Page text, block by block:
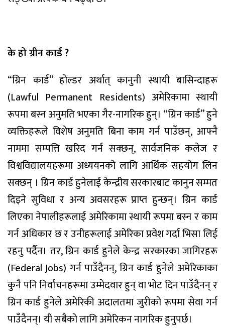
के हो ग्रीन कार्ड ?
“ग्रिन कार्ड” होल्डर अर्थात् कानुनी स्थायी बासिन्दाहरू
(Lawful Permanent Residents) अमेरिकामा स्थायी
रूपमा बस्न अनुमति भएका गैर-नागरिक हुन्। “ग्रिन कार्ड” हुने
व्यक्तिहरूले विशेष अनुमति बिना काम गर्न पाउँछन्, आफ्नै
नाममा सम्पत्ति खरिद गर्न सक्छन्, सार्वजनिक कलेज र
विश्वविद्यालयहरूमा अध्ययनको लागि आर्थिक सहयोग लिन
सक्छन् । ग्रिन कार्ड हुनेलाई केन्द्रीय सरकारबाट कानुन सम्मत
दिइने सुविधा र अन्य अवसरहरू प्राप्त हुन्छन्। ग्रिन कार्ड
लिएका नेपालीहरूलाई अमेरिकामा स्थायी रूपमा बस्न र काम
गर्न अधिकार छ र उनीहरूलाई अमेरिका प्रवेश गर्दा भिसा लिई
रहनु पर्दैन। तर, ग्रिन कार्ड हुनेले केन्द्र सरकारका जागिरहरू
(Federal Jobs) गर्न पाउँदैनन्, ग्रिन कार्ड हुनेले अमेरिकाका
कुनै पनि निर्वाचनहरूमा उम्मेदवार हुन् वा भोट दिन पाउँदैनन् र
ग्रिन कार्ड हुनेले अमेरिकी अदालतमा जुरीको रूपमा सेवा गर्न
पाउँदैनन्। यी सबैको लागि अमेरिकन नागरिक हुनुपर्छ।